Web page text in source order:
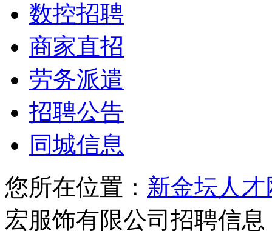
数控招聘
商家直招
劳务派遣
招聘公告
同城信息
您所在位置： 新金坛人才
宏服饰有限公司招聘信息